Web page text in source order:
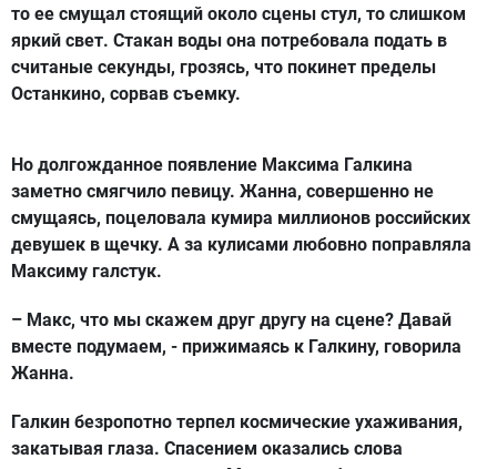
то ее смущал стоящий около сцены стул, то слишком
яркий свет. Стакан воды она потребовала подать в
считаные секунды, грозясь, что покинет пределы
Останкино, сорвав съемку.
Но долгожданное появление Максима Галкина
заметно смягчило певицу. Жанна, совершенно не
смущаясь, поцеловала кумира миллионов российских
девушек в щечку. А за кулисами любовно поправляла
Максиму галстук.
– Макс, что мы скажем друг другу на сцене? Давай
вместе подумаем, - прижимаясь к Галкину, говорила
Жанна.
Галкин безропотно терпел космические ухаживания,
закатывая глаза. Спасением оказались слова